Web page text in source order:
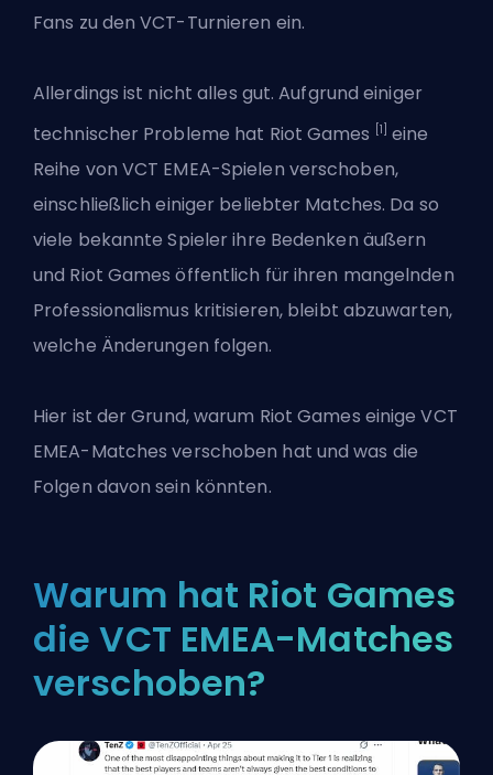
Fans zu den VCT-Turnieren ein.
Allerdings ist nicht alles gut. Aufgrund einiger
technischer Probleme hat Riot Games [1] eine
Reihe von VCT EMEA-Spielen verschoben,
einschließlich einiger beliebter Matches. Da so
viele bekannte Spieler ihre Bedenken äußern
und Riot Games öffentlich für ihren mangelnden
Professionalismus kritisieren, bleibt abzuwarten,
welche Änderungen folgen.
Hier ist der Grund, warum Riot Games einige VCT
EMEA-Matches verschoben hat und was die
Folgen davon sein könnten.
Warum hat Riot Games
die VCT EMEA-Matches
verschoben?